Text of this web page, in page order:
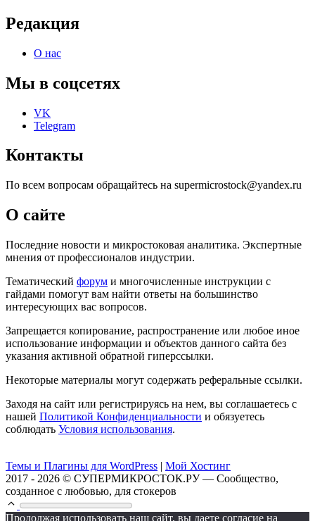
Редакция
О нас
Мы в соцсетях
VK
Telegram
Контакты
По всем вопросам обращайтесь на supermicrostock@yandex.ru
О сайте
Последние новости и микростоковая аналитика. Экспертные
мнения от профессионалов индустрии.
Тематический форум и многочисленные инструкции с
гайдами помогут вам найти ответы на большинство
интересующих вас вопросов.
Запрещается копирование, распространение или любое иное
использование информации и объектов данного сайта без
указания активной обратной гиперссылки.
Некоторые материалы могут содержать реферальные ссылки.
Заходя на сайт или регистрируясь на нем, вы соглашаетесь с
нашей Политикой Конфиденциальности и обязуетесь
соблюдать Условия использования.
Темы и Плагины для WordPress | Мой Хостинг
2017 - 2026 © СУПЕРМИКРОСТОК.РУ — Сообщество,
созданное с любовью, для стокеров
Продолжая использовать наш сайт, вы даете согласие на